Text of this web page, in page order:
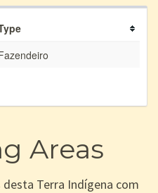
Areas
Terra Indígena com